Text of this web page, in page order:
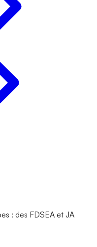
: des FDSEA et JA